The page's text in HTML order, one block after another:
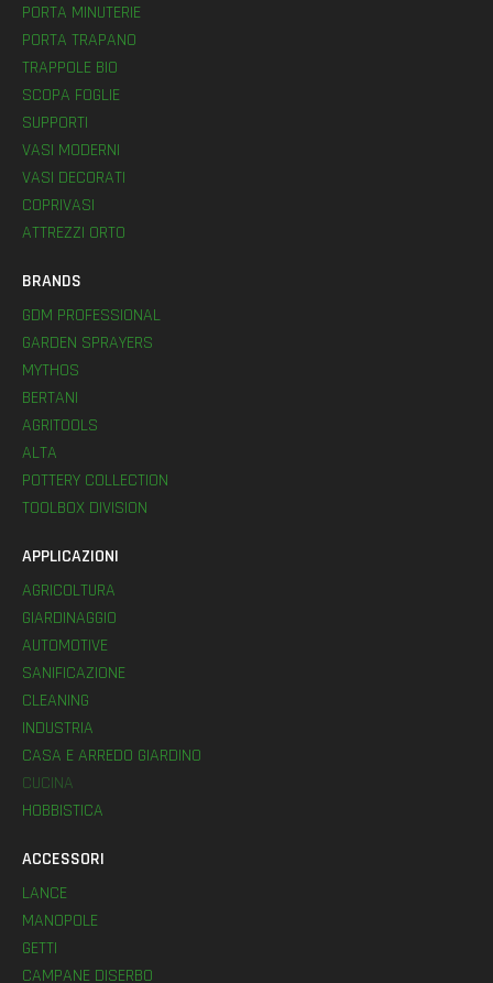
PORTA MINUTERIE
PORTA TRAPANO
TRAPPOLE BIO
SCOPA FOGLIE
SUPPORTI
VASI MODERNI
VASI DECORATI
COPRIVASI
ATTREZZI ORTO
BRANDS
GDM PROFESSIONAL
GARDEN SPRAYERS
MYTHOS
BERTANI
AGRITOOLS
ALTA
POTTERY COLLECTION
TOOLBOX DIVISION
APPLICAZIONI
AGRICOLTURA
GIARDINAGGIO
AUTOMOTIVE
SANIFICAZIONE
CLEANING
INDUSTRIA
CASA E ARREDO GIARDINO
CUCINA
HOBBISTICA
ACCESSORI
LANCE
MANOPOLE
GETTI
CAMPANE DISERBO